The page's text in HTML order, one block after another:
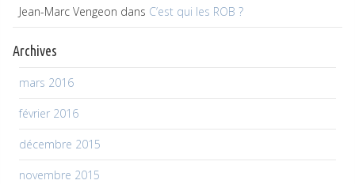
Jean-Marc Vengeon dans C’est qui les ROB ?
Archives
mars 2016
février 2016
décembre 2015
novembre 2015